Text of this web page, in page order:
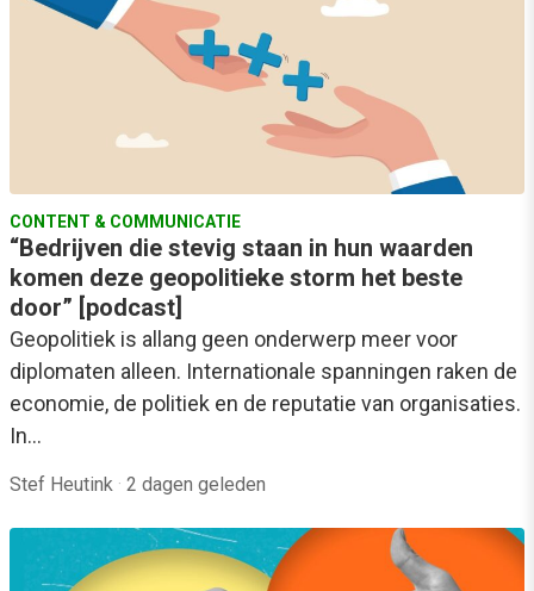
CONTENT & COMMUNICATIE
“Bedrijven die stevig staan in hun waarden
komen deze geopolitieke storm het beste
door” [podcast]
Geopolitiek is allang geen onderwerp meer voor
diplomaten alleen. Internationale spanningen raken de
economie, de politiek en de reputatie van organisaties.
In…
Stef Heutink · 2 dagen geleden